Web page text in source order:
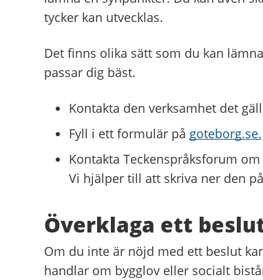
tycker kan utvecklas.
Det finns olika sätt som du kan
passar dig bäst.
Kontakta den verksamhet det
Fyll i ett formulär på goteborg.se.
Kontakta Teckenspråksforum
Vi hjälper till att skriva ner den
Överklaga ett
Om du inte är nöjd med ett beslut
handlar om bygglov eller socialt